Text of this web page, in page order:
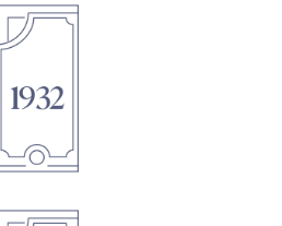
1895